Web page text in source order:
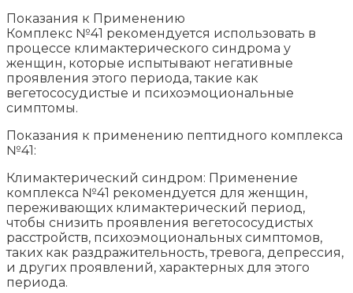
Показания к Применению
Комплекс №41 рекомендуется использовать в
процессе климактерического синдрома у
женщин, которые испытывают негативные
проявления этого периода, такие как
вегетососудистые и психоэмоциональные
симптомы.
Показания к применению пептидного комплекса
№41:
Климактерический синдром: Применение
комплекса №41 рекомендуется для женщин,
переживающих климактерический период,
чтобы снизить проявления вегетососудистых
расстройств, психоэмоциональных симптомов,
таких как раздражительность, тревога, депрессия,
и других проявлений, характерных для этого
периода.